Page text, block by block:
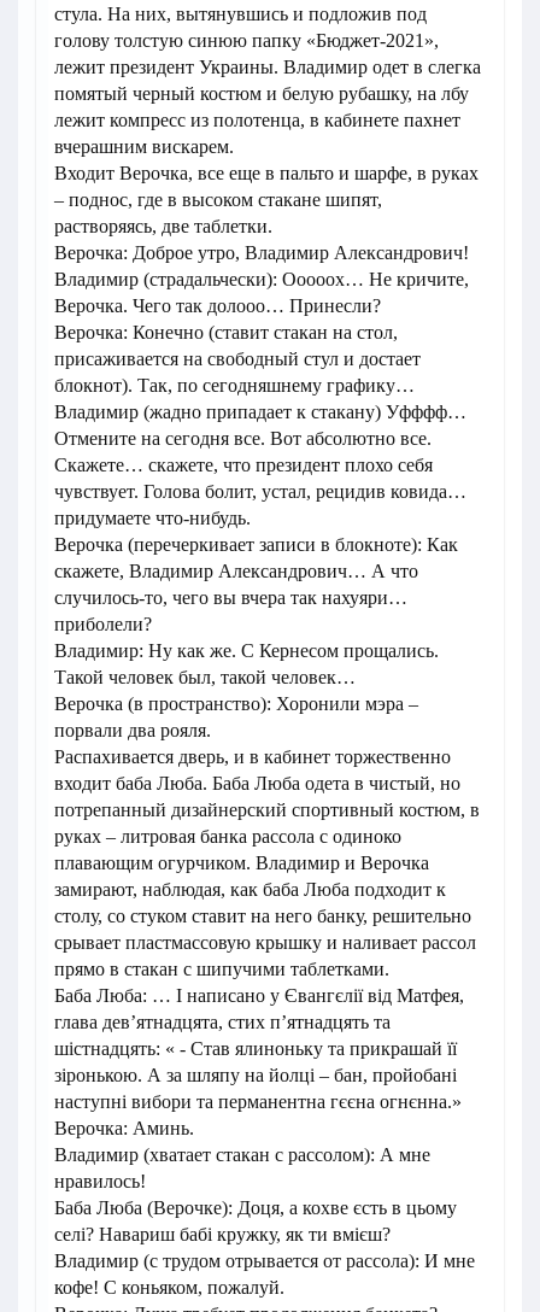
стула. На них, вытянувшись и подложив под
голову толстую синюю папку «Бюджет-2021»,
лежит президент Украины. Владимир одет в слегка
помятый черный костюм и белую рубашку, на лбу
лежит компресс из полотенца, в кабинете пахнет
вчерашним вискарем.
Входит Верочка, все еще в пальто и шарфе, в руках
– поднос, где в высоком стакане шипят,
растворяясь, две таблетки.
Верочка: Доброе утро, Владимир Александрович!
Владимир (страдальчески): Ооооох… Не кричите,
Верочка. Чего так долооо… Принесли?
Верочка: Конечно (ставит стакан на стол,
присаживается на свободный стул и достает
блокнот). Так, по сегодняшнему графику…
Владимир (жадно припадает к стакану) Уфффф…
Отмените на сегодня все. Вот абсолютно все.
Скажете… скажете, что президент плохо себя
чувствует. Голова болит, устал, рецидив ковида…
придумаете что-нибудь.
Верочка (перечеркивает записи в блокноте): Как
скажете, Владимир Александрович… А что
случилось-то, чего вы вчера так нахуяри…
приболели?
Владимир: Ну как же. С Кернесом прощались.
Такой человек был, такой человек…
Верочка (в пространство): Хоронили мэра –
порвали два рояля.
Распахивается дверь, и в кабинет торжественно
входит баба Люба. Баба Люба одета в чистый, но
потрепанный дизайнерский спортивный костюм, в
руках – литровая банка рассола с одиноко
плавающим огурчиком. Владимир и Верочка
замирают, наблюдая, как баба Люба подходит к
столу, со стуком ставит на него банку, решительно
срывает пластмассовую крышку и наливает рассол
прямо в стакан с шипучими таблетками.
Баба Люба: … І написано у Євангєлії від Матфея,
глава дев’ятнадцята, стих п’ятнадцять та
шістнадцять: « - Став ялиноньку та прикрашай її
зіронькою. А за шляпу на йолці – бан, пройобані
наступні вибори та перманентна гєєна огнєнна.»
Верочка: Аминь.
Владимир (хватает стакан с рассолом): А мне
нравилось!
Баба Люба (Верочке): Доця, а кохве єсть в цьому
селі? Навариш бабі кружку, як ти вмієш?
Владимир (с трудом отрывается от рассола): И мне
кофе! С коньяком, пожалуй.